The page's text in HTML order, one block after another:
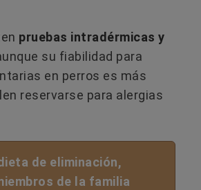
pruebas intradérmicas y
su fiabilidad para
en perros es más
reservarse para alergias
de eliminación,
de la familia